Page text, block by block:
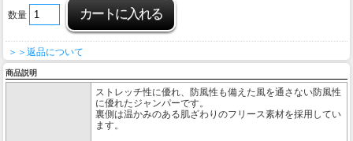
数量
＞＞返品について
商品説明
ストレッチ性に優れ、防風性も備えた風を通さない防風性
に優れたジャンパーです。
裏側は温かみのある肌ざわりのフリース素材を採用してい
ます。